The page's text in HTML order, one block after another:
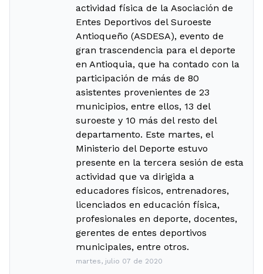
actividad física de la Asociación de
Entes Deportivos del Suroeste
Antioqueño (ASDESA), evento de
gran trascendencia para el deporte
en Antioquia, que ha contado con la
participación de más de 80
asistentes provenientes de 23
municipios, entre ellos, 13 del
suroeste y 10 más del resto del
departamento. Este martes, el
Ministerio del Deporte estuvo
presente en la tercera sesión de esta
actividad que va dirigida a
educadores físicos, entrenadores,
licenciados en educación física,
profesionales en deporte, docentes,
gerentes de entes deportivos
municipales, entre otros.
martes, julio 07 de 2020